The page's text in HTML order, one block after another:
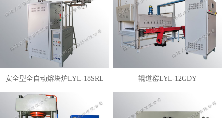
安全型全自动熔块炉LYL-18SRL 辊道窑LYL-12GDY